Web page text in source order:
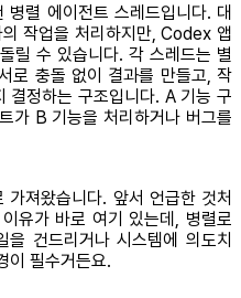
렬 에이전트 스레드입니다. 대
작업을 처리하지만, Codex 앱
릴 수 있습니다. 각 스레드는 별
충돌 없이 결과를 만들고, 작
정하는 구조입니다. A 기능 구
가 B 기능을 처리하거나 버그를
져왔습니다. 앞서 언급한 것처
유가 바로 여기 있는데, 병렬로
을 건드리거나 시스템에 의도치
이 필수거든요.